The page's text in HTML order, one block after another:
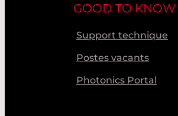
GOOD TO KNOW
Support technique
Postes vacants
Photonics Portal